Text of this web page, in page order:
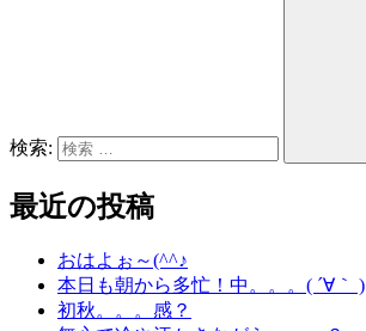
検索:
最近の投稿
おはよぉ～(^^♪
本日も朝から多忙！中。。。( ´∀｀ )
初秋。。。感？